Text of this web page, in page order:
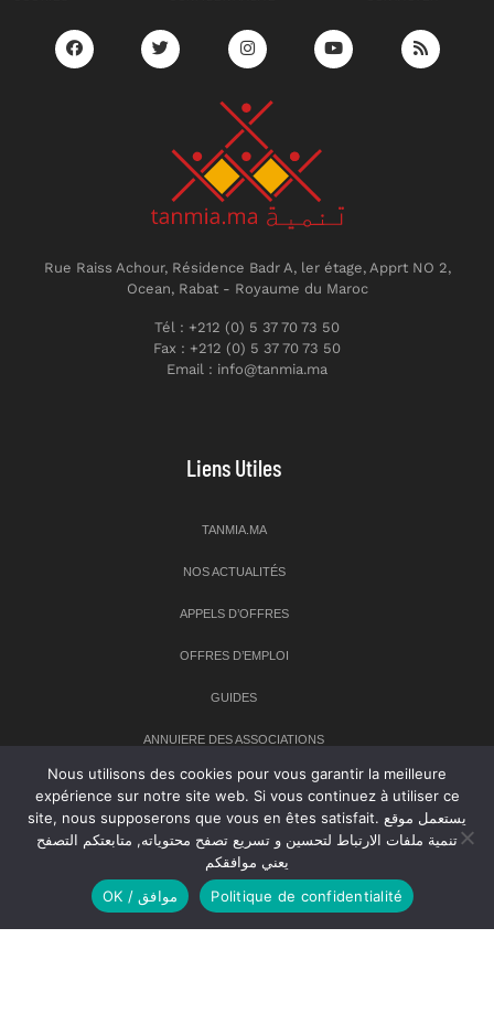
Rue Raiss Achour, Résidence Badr A, ler étage, Apprt NO 2,
Ocean, Rabat - Royaume du Maroc
Tél : +212 (0) 5 37 70 73 50
Fax : +212 (0) 5 37 70 73 50
Email : info@tanmia.ma
Liens Utiles
TANMIA.MA
NOS ACTUALITÉS
APPELS D’OFFRES
OFFRES D’EMPLOI
GUIDES
ANNUIERE DES ASSOCIATIONS
Newsletter
Inscrivez-vous à notre newsletter pour recevoir les dernières
nouvelles sur TANMIA
Nous utilisons des cookies pour vous garantir la meilleure
expérience sur notre site web. Si vous continuez à utiliser ce
site, nous supposerons que vous en êtes satisfait. يستعمل موقع
تنمية ملفات الارتباط لتحسين و تسريع تصفح محتوياته, متابعتكم التصفح
يعني موافقكم
OK / موافق
Politique de confidentialité